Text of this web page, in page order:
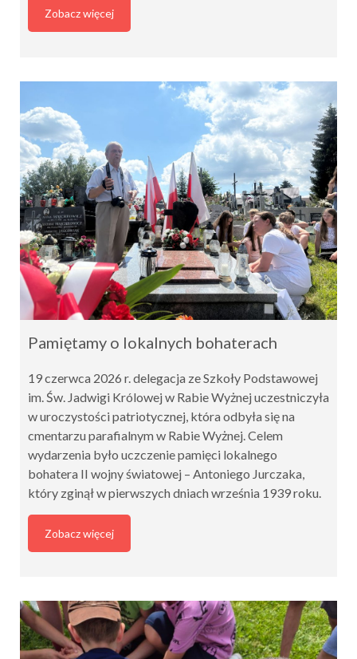
Zobacz więcej
Pamiętamy o lokalnych bohaterach
19 czerwca 2026 r. delegacja ze Szkoły Podstawowej
im. Św. Jadwigi Królowej w Rabie Wyżnej uczestniczyła
w uroczystości patriotycznej, która odbyła się na
cmentarzu parafialnym w Rabie Wyżnej. Celem
wydarzenia było uczczenie pamięci lokalnego
bohatera II wojny światowej – Antoniego Jurczaka,
który zginął w pierwszych dniach września 1939 roku.
Zobacz więcej